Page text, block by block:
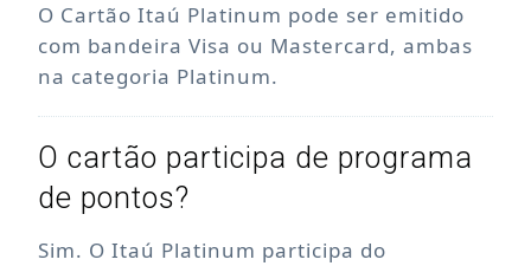
O Cartão Itaú Platinum pode ser emitido
com bandeira Visa ou Mastercard, ambas
na categoria Platinum.
O cartão participa de programa
de pontos?
Sim. O Itaú Platinum participa do